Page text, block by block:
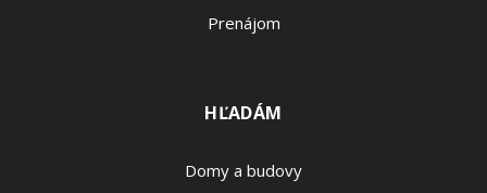
Prenájom
HĽADÁM
Domy a budovy